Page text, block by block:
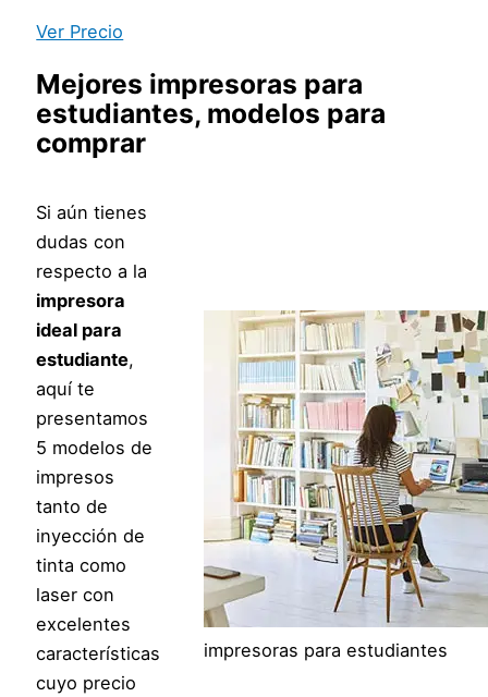
Ver Precio
Mejores impresoras para
estudiantes, modelos para
comprar
Si aún tienes
dudas con
respecto a la
impresora
ideal para
estudiante,
aquí te
presentamos
5 modelos de
impresos
tanto de
inyección de
tinta como
laser con
excelentes
características
cuyo precio
impresoras para estudiantes